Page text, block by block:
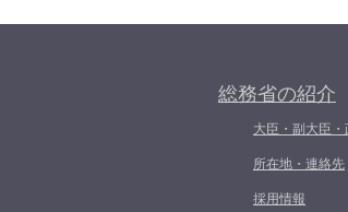
総務省の紹介
大臣・副大臣・
所在地・連絡先
採用情報